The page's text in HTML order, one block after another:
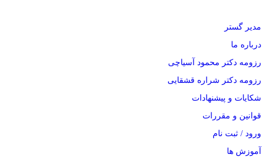
مدیر گستر
درباره ما
رزومه دکتر محمود آسیاچی
رزومه دکتر شراره قشقایی
شکایات و پیشنهادات
قوانین و مقررات
ورود / ثبت نام
آموزش ها